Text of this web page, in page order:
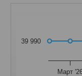
Март
39 990